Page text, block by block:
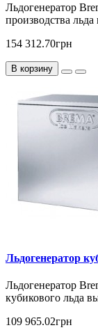
Льдогенератор
производства
154 312.70грн
В корзину
Льдогенератор
Льдогенератор
кубикового льда
109 965.02грн